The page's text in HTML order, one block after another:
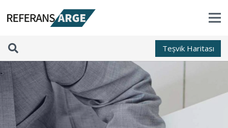
Teșvik Haritası